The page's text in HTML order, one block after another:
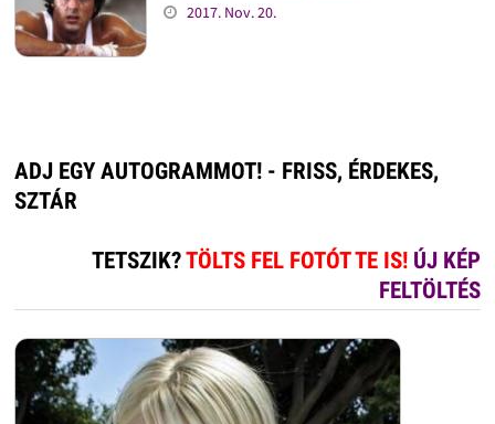
2017. Nov. 20.
ADJ EGY AUTOGRAMMOT! - FRISS, ÉRDEKES,
SZTÁR
TETSZIK?TÖLTS FEL FOTÓT TE IS! ÚJ KÉP
FELTÖLTÉS